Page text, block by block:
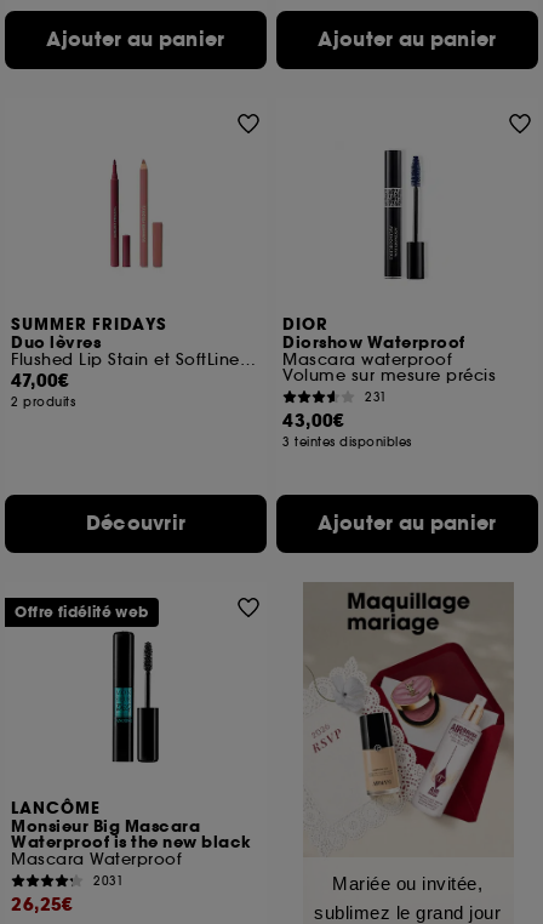
Ajouter au panier Ajouter au panier
SUMMER FRIDAYS
Duo lèvres
Flushed Lip Stain et SoftLine Lip Liner
47,00€
2 produits
Découvrir
DIOR
Diorshow Waterproof
Mascara waterproof
Volume sur mesure précis
231
43,00€
3 teintes disponibles
Ajouter au panier
LANCÔME
Monsieur Big Mascara
Waterproof is the new black
Mascara Waterproof
2031
26,25€
Offre fidélité web
Mariée ou invitée,
sublimez le grand jour